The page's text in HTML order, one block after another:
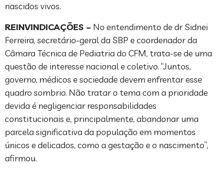
nascidos vivos.
REINVINDICAÇÕES – No entendimento de dr Sidnei
Ferreira, secretário-geral da SBP e coordenador da
Câmara Técnica de Pediatria do CFM, trata-se de uma
questão de interesse nacional e coletivo. “Juntos,
governo, médicos e sociedade devem enfrentar esse
quadro sombrio. Não tratar o tema com a prioridade
devida é negligenciar responsabilidades
constitucionais e, principalmente, abandonar uma
parcela significativa da população em momentos
únicos e delicados, como a gestação e o nascimento”,
afirmou.